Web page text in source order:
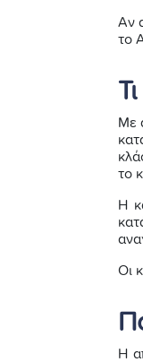
Αν
το
Με
το
Η
Οι
Η